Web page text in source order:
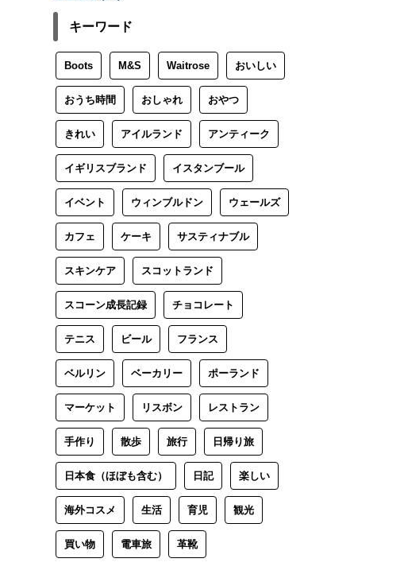
キーワード
Boots M&S Waitrose おいしい
おうち時間 おしゃれ おやつ
きれい アイルランド アンティーク
イギリスブランド イスタンブール
イベント ウィンブルドン ウェールズ
カフェ ケーキ サスティナブル
スキンケア スコットランド
スコーン成長記録 チョコレート
テニス ビール フランス
ベルリン ベーカリー ポーランド
マーケット リスボン レストラン
手作り 散歩 旅行 日帰り旅
日本食（ほぼも含む） 日記 楽しい
海外コスメ 生活 育児 観光
買い物 電車旅 革靴